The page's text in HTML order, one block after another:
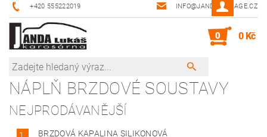
+420 555222019 INFO@JANDA-GARAGE.CZ
0 0 Kč
NÁPLŇ BRZDOVÉ SOUSTAVY
NEJPRODÁVANĚJŠÍ
BRZDOVÁ KAPALINA SILIKONOVÁ